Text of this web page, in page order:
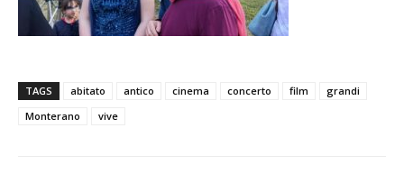
TAGS abitato antico cinema concerto film
grandi
Monterano
vive